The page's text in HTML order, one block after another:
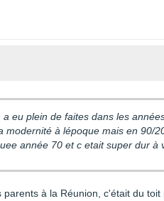
eu plein de faites dans les
modernité à lépoque mais en 90/
année 70 et c etait super dur à
à la Réunion, c'était du